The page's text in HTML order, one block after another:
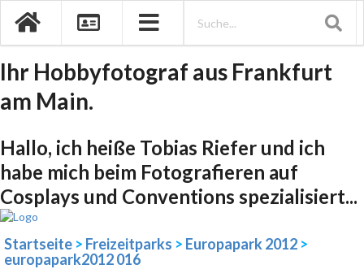
Ihr Hobbyfotograf aus Frankfurt
am Main.
Hallo, ich heiße Tobias Riefer und ich
habe mich beim Fotografieren auf
Cosplays und Conventions spezialisiert...
Startseite > Freizeitparks > Europapark 2012 >
europapark2012 016